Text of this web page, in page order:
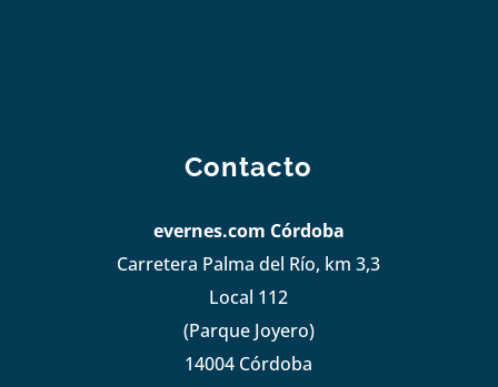
Contacto
evernes.com Córdoba
Carretera Palma del Río, km 3,3
Local 112
(Parque Joyero)
14004 Córdoba